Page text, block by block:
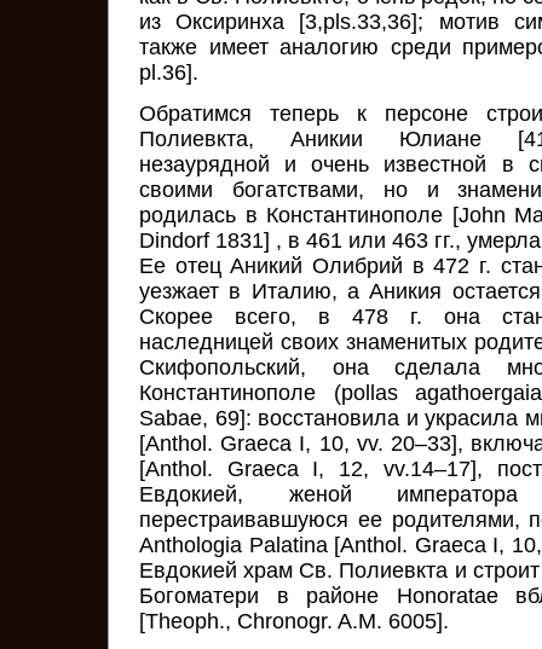
из Оксиринха [3,pls.33,36]; мотив
также имеет аналогию среди
pl.36].
Обратимся теперь к персоне
Полиевкта, Аникии Юлиане
незаурядной и очень известной в
своими богатствами, но и
родилась в Константинополе [John
Dindorf 1831] , в 461 или 463 гг.,
Ее отец Аникий Олибрий в 472 г.
уезжает в Италию, а Аникия
Скорее всего, в 478 г. она
наследницей своих знаменитых
Скифопольский, она сделала
Константинополе (pollas
Sabae, 69]: восстановила и украсила
[Anthol. Graeca I, 10, vv. 20–33],
[Anthol. Graeca I, 12, vv.14–17],
Евдокией, женой
перестраивавшуюся ее родителями,
Anthologia Palatina [Anthol. Graeca I,
Евдокией храм Св. Полиевкта и
Богоматери в районе Honoratae
[Theoph., Chronogr. A.M. 6005].